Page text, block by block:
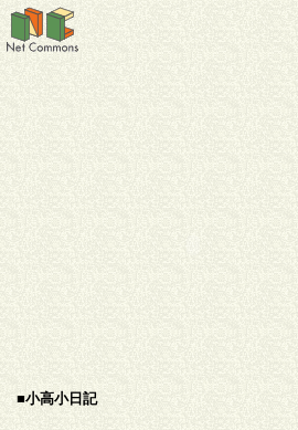
■小高小日記